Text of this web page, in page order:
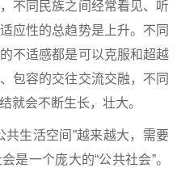
不同民族之间经常看见、听
应性的总趋势是上升。不同
不适感都是可以克服和超越
包容的交往交流交融，不同
就会不断生长，壮大。
共生活空间”越来越大，需要
是一个庞大的“公共社会”。